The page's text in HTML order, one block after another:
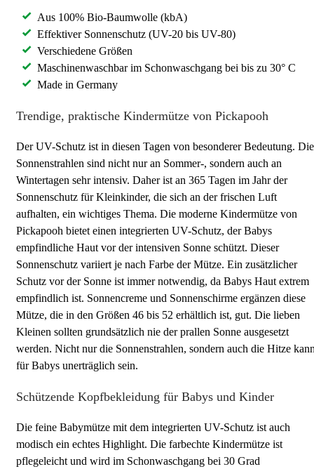
Aus 100% Bio-Baumwolle (kbA)
Effektiver Sonnenschutz (UV-20 bis UV-80)
Verschiedene Größen
Maschinenwaschbar im Schonwaschgang bei bis zu 30° C
Made in Germany
Trendige, praktische Kindermütze von Pickapooh
Der UV-Schutz ist in diesen Tagen von besonderer Bedeutung. Die
Sonnenstrahlen sind nicht nur an Sommer-, sondern auch an
Wintertagen sehr intensiv. Daher ist an 365 Tagen im Jahr der
Sonnenschutz für Kleinkinder, die sich an der frischen Luft
aufhalten, ein wichtiges Thema. Die moderne Kindermütze von
Pickapooh bietet einen integrierten UV-Schutz, der Babys
empfindliche Haut vor der intensiven Sonne schützt. Dieser
Sonnenschutz variiert je nach Farbe der Mütze. Ein zusätzlicher
Schutz vor der Sonne ist immer notwendig, da Babys Haut extrem
empfindlich ist. Sonnencreme und Sonnenschirme ergänzen diese
Mütze, die in den Größen 46 bis 52 erhältlich ist, gut. Die lieben
Kleinen sollten grundsätzlich nie der prallen Sonne ausgesetzt
werden. Nicht nur die Sonnenstrahlen, sondern auch die Hitze
für Babys unerträglich sein.
Schützende Kopfbekleidung für Babys und Kinder
Die feine Babymütze mit dem integrierten UV-Schutz ist auch
modisch ein echtes Highlight. Die farbechte Kindermütze ist
pflegeleicht und wird im Schonwaschgang bei 30 Grad